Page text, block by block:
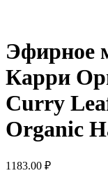
Эфирное
Карри
Curry
Organic
1183.00 ₽